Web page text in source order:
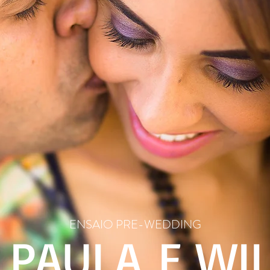
ENSAIO PRE-WEDDING